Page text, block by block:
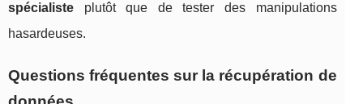
spécialiste plutôt que de tester des manipulations
hasardeuses.
Questions fréquentes sur la récupération de